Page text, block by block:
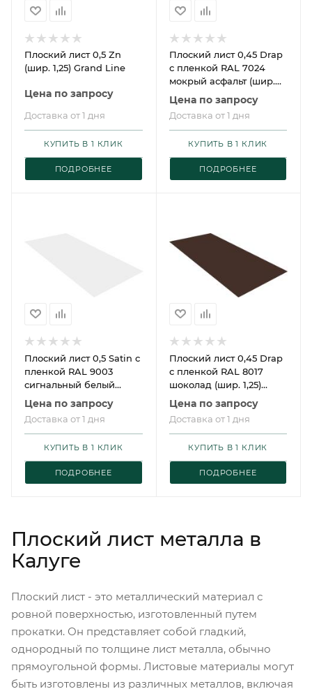
Плоский лист 0,5 Zn
(шир. 1,25) Grand Line
Цена по запросу
Доставка от 1 дня
ПОДРОБНЕЕ
КУПИТЬ В 1 КЛИК
Плоский лист 0,45 Drap
с пленкой RAL 7024
мокрый асфальт (шир.
1,25) Grand Line
Цена по запросу
Доставка от 1 дня
ПОДРОБНЕЕ
КУПИТЬ В 1 КЛИК
Плоский лист 0,5 Satin с
пленкой RAL 9003
сигнальный белый
(шир. 1,25) Grand Line
Цена по запросу
Доставка от 1 дня
ПОДРОБНЕЕ
КУПИТЬ В 1 КЛИК
Плоский лист 0,45 Drap
с пленкой RAL 8017
шоколад (шир. 1,25)
Grand Line
Цена по запросу
Доставка от 1 дня
ПОДРОБНЕЕ
КУПИТЬ В 1 КЛИК
Плоский лист металла в
Калуге
Плоский лист - это металлический материал с
ровной поверхностью, изготовленный путем
прокатки. Он представляет собой гладкий,
однородный по толщине лист металла, обычно
прямоугольной формы. Листовые материалы могут
быть изготовлены из различных металлов, включая